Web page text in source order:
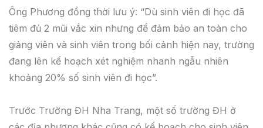
Ông Phương đồng thời lưu ý: “Dù sinh viên đi học đã
tiêm đủ 2 mũi vắc xin nhưng để đảm bảo an toàn cho
giảng viên và sinh viên trong bối cảnh hiện nay, trường
đang lên kế hoạch xét nghiệm nhanh ngẫu nhiên
khoảng 20% số sinh viên đi học”.
Trước Trường ĐH Nha Trang, một số trường ĐH ở